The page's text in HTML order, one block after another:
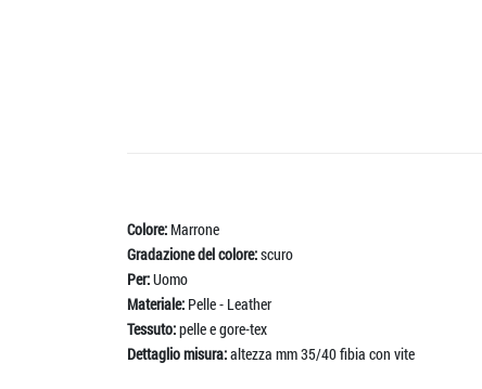
Colore: Marrone
Gradazione del colore:scuro
Per:Uomo
Materiale: Pelle - Leather
Tessuto:pelle e gore-tex
Dettaglio misura:altezza mm 35/40 fibia con vite